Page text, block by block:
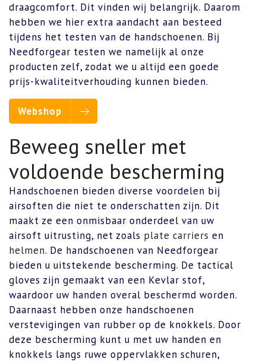
draagcomfort. Dit vinden wij belangrijk. Daarom
hebben we hier extra aandacht aan besteed
tijdens het testen van de handschoenen. Bij
Needforgear testen we namelijk al onze
producten zelf, zodat we u altijd een goede
prijs-kwaliteitverhouding kunnen bieden.
Webshop
Beweeg sneller met
voldoende bescherming
Handschoenen bieden diverse voordelen bij
airsoften die niet te onderschatten zijn. Dit
maakt ze een onmisbaar onderdeel van uw
airsoft uitrusting, net zoals plate carriers en
helmen. De handschoenen van Needforgear
bieden u uitstekende bescherming. De tactical
gloves zijn gemaakt van een Kevlar stof,
waardoor uw handen overal beschermd worden.
Daarnaast hebben onze handschoenen
verstevigingen van rubber op de knokkels. Door
deze bescherming kunt u met uw handen en
knokkels langs ruwe oppervlakken schuren,